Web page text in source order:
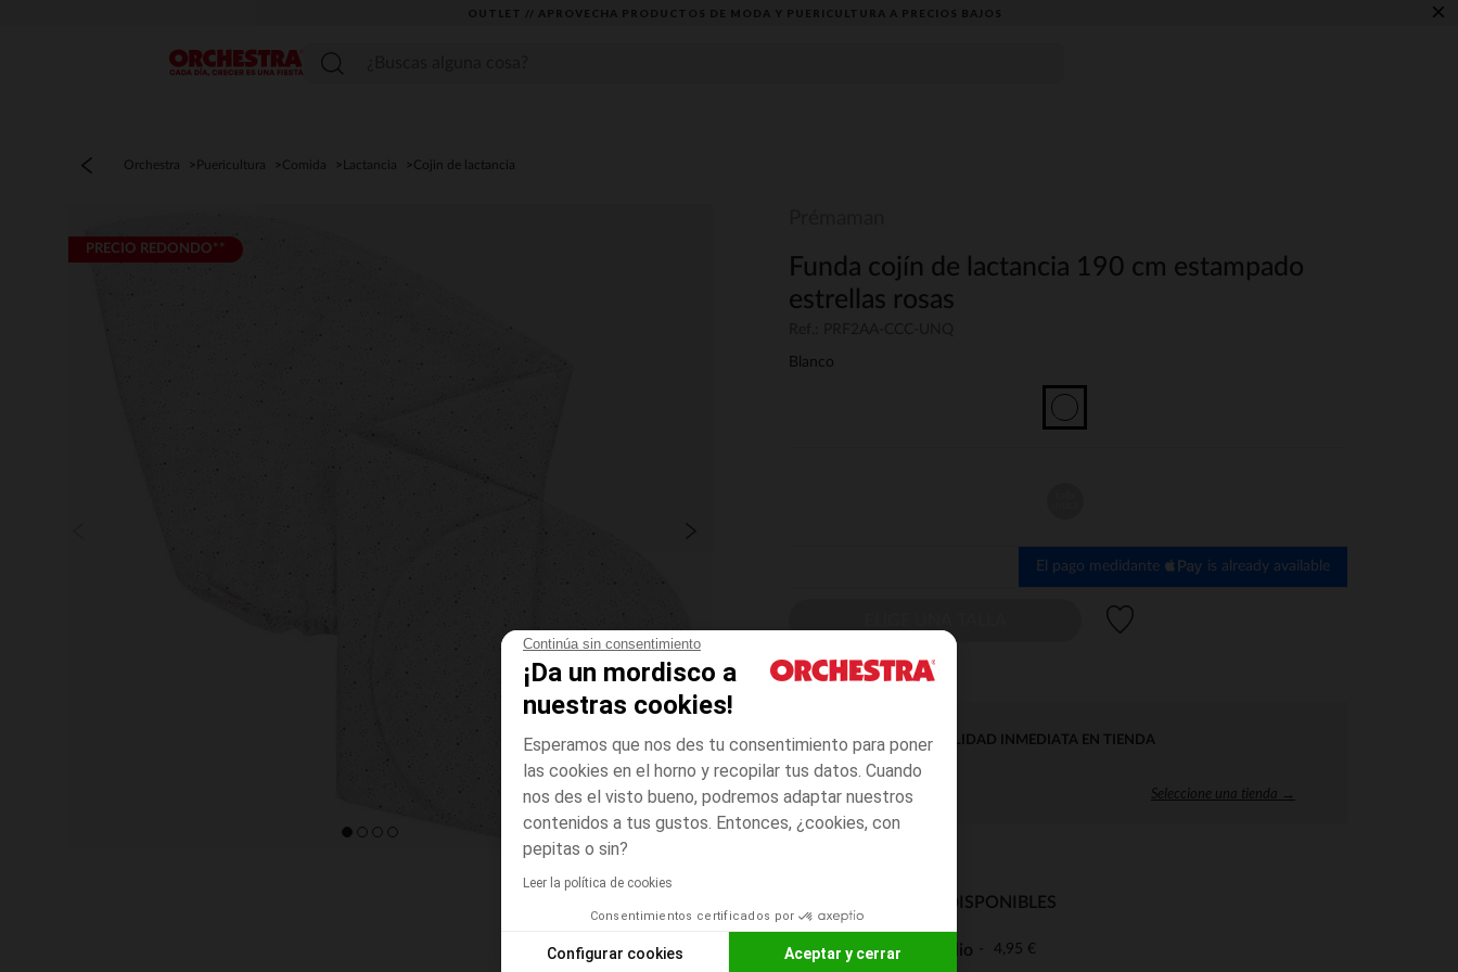
Continúa sin consentimiento
¡Da un mordisco a
nuestras cookies!
Esperamos que nos des tu consentimiento para poner
las cookies en el horno y recopilar tus datos. Cuando
nos des el visto bueno, podremos adaptar nuestros
contenidos a tus gustos. Entonces, ¿cookies, con
pepitas o sin?
Leer la política de cookies
Consentimientos certificados por
Configurar cookies Aceptar y cerrar
OUTLET // APROVECHA PRODUCTOS DE MODA Y PUERICULTURA A PRECIOS BAJOS ×
Menú
Orchestra Puericultura Comida Lactancia Cojin de lactancia
PRECIO REDONDO**
Funda cojín de lactancia 190 cm estampado
estrellas rosas
Blanco
El pago medidante is already available
DISPONIBILIDAD INMEDIATA EN TIENDA
Seleccione una tienda →
MODOS DE ENVÍO DISPONIBLES
Entrega a domicilio 4,95 €